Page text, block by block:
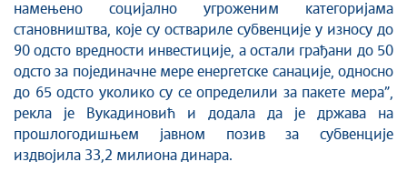
намењено социјално угроженим категоријама
становништва, које су оствариле субвенције у износу до
90 одсто вредности инвестиције, а остали грађани до 50
одсто за појединачне мере енергетске санације, односно
до 65 одсто уколико су се определили за пакете мера”,
рекла је Вукадиновић и додала да је држава на
прошлогодишњем јавном позив за субвенције
издвојила 33,2 милиона динара.